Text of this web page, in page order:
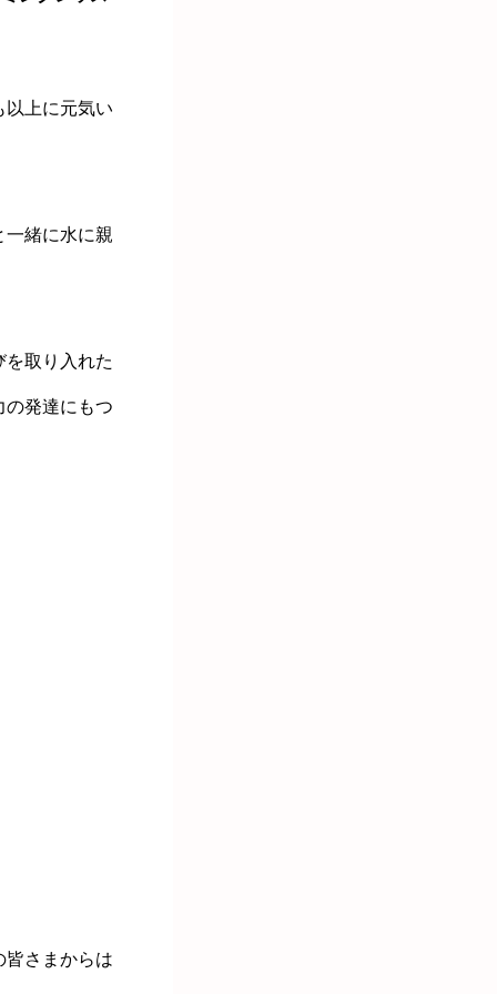
以上に元気い
一緒に水に親
取り入れた
の発達にもつ
皆さまからは